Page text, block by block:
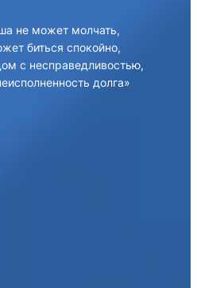
не может молчать,
биться спокойно,
с несправедливостью,
долга»